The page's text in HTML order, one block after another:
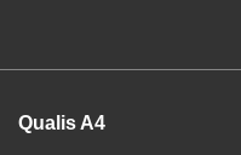
Qualis A4